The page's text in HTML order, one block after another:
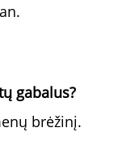
gabalus?
brėžinį.